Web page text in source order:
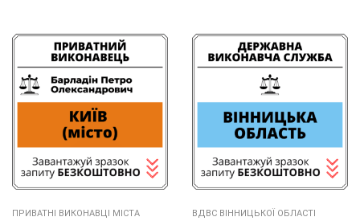
ПРИВАТНІ ВИКОНАВЦІ МІСТА
ВДВС ВІННИЦЬКОЇ ОБЛАСТІ